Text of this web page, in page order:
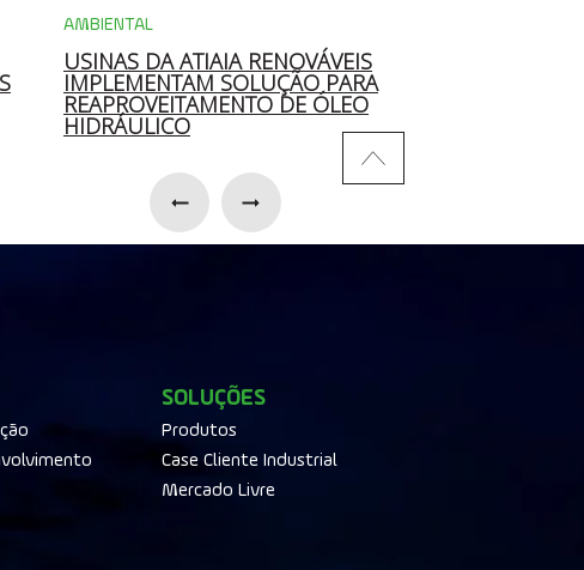
AMBIENTAL
USINAS DA ATIAIA RENOVÁVEIS
IMPLEMENTAM SOLUÇÃO PARA
REAPROVEITAMENTO DE ÓLEO
HIDRÁULICO
SOLUÇÕES
Produtos
Case Cliente Industrial
Mercado Livre